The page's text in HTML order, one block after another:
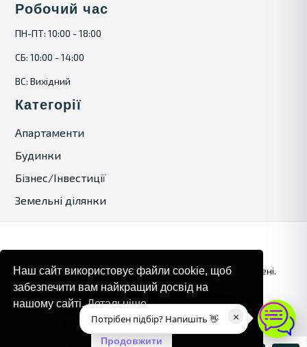
Робочий час
ПН-ПТ: 10:00 - 18:00
СБ: 10:00 - 14:00
ВС: Вихідний
Категорії
Апартаменти
Будинки
Бізнес/Інвестиції
Земельні ділянки
© 2024. Bulgaria Tours by Inrealr4u. Усі права захищені.
Карта сайтуПолітика конфіденційності
×
Потрібен підбір? Напишіть 👋
Наш сайт використовує файли cookie, щоб
забезпечити вам найкращий досвід на
нашому сайті.Детальніше
Продовжити